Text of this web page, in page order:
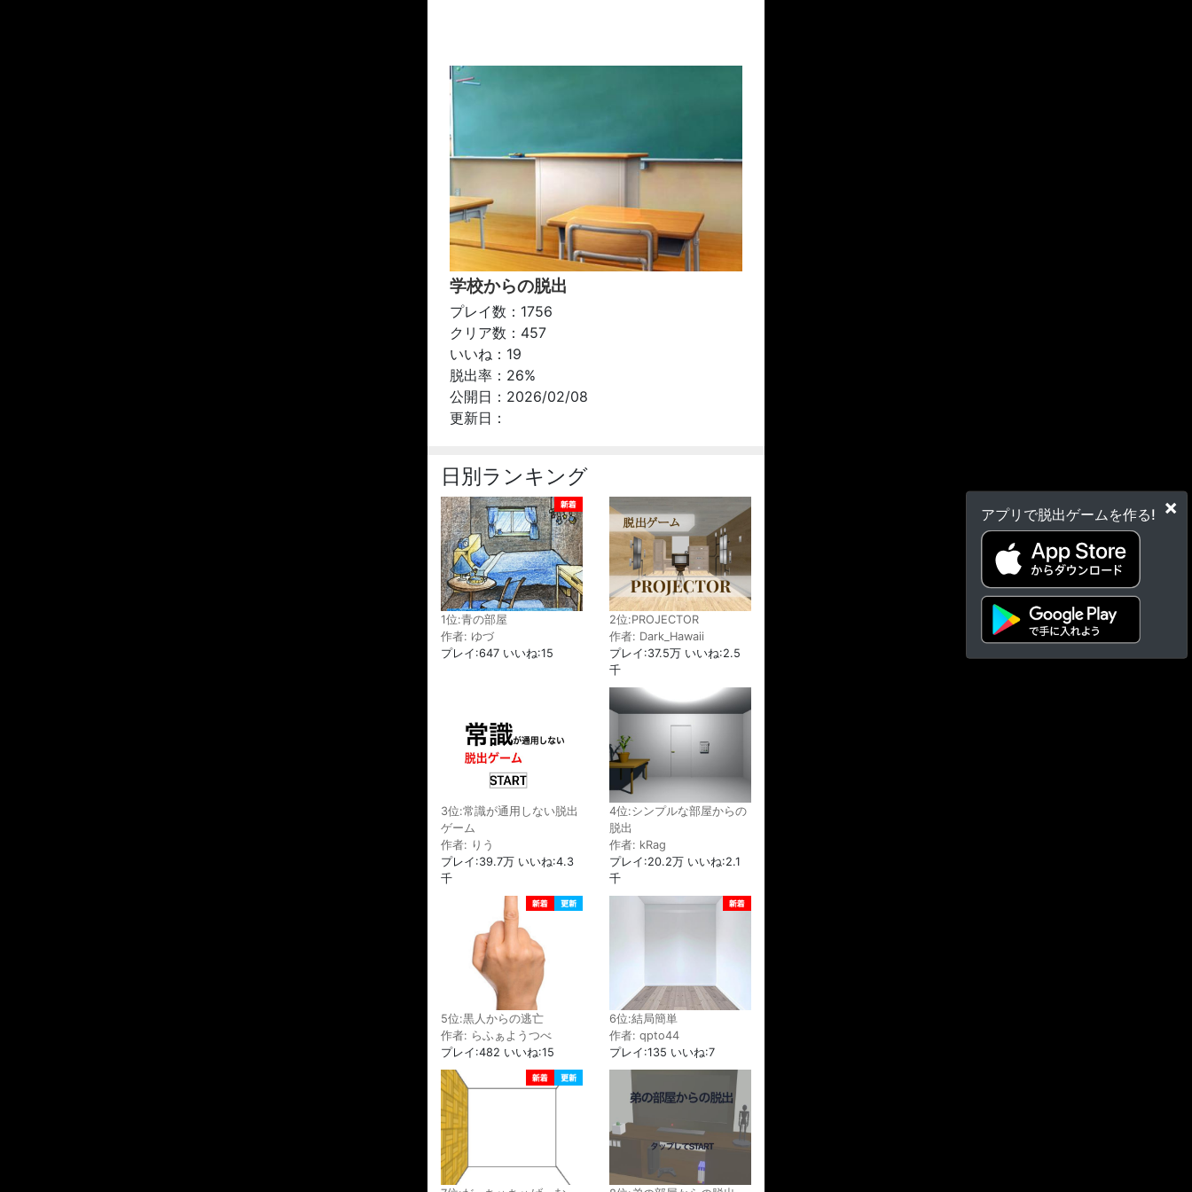
×
アプリで脱出ゲームを作る!
学校からの脱出
プレイ数：1756
クリア数：457
いいね：19
脱出率：26%
公開日：2026/02/08
更新日：
日別ランキング
1位:青の部屋
作者: ゆづ
プレイ:647 いいね:15
2位:PROJECTOR
作者: Dark_Hawaii
プレイ:37.5万 いいね:2.5
千
3位:常識が通用しない脱出
ゲーム
作者: りう
プレイ:39.7万 いいね:4.3
千
4位:シンプルな部屋からの
脱出
作者: kRag
プレイ:20.2万 いいね:2.1
千
5位:黒人からの逃亡
作者: らふぁようつべ
プレイ:482 いいね:15
6位:結局簡単
作者: qpto44
プレイ:135 いいね:7